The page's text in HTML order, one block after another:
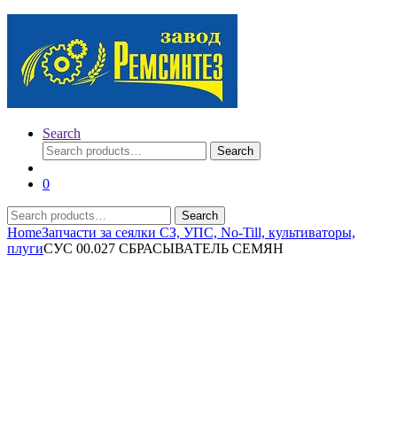
Search
Search
for:
Search
0
Search
for:
Search
HomeЗапчасти за сеялки СЗ, УПС, No-Till, культиваторы,
плугиСУС 00.027 СБРАСЫВАТЕЛЬ СЕМЯН